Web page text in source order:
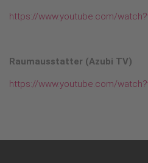
https://www.youtube.com/
Raumausstatter (Azubi TV)
https://www.youtube.com/